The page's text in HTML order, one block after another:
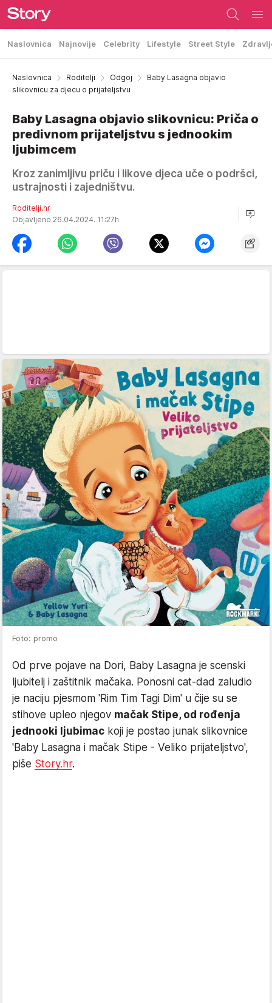
Naslovnica Najnovije Celebrity Lifestyle Street Style
Naslovnica Roditelji Odgoj
Baby Lasagna objavio
slikovnicu za djecu o prijateljstvu
Baby Lasagna objavio slikovnicu: Priča o
predivnom prijateljstvu s jednookim
ljubimcem
Kroz zanimljivu priču i likove djeca uče o podršci,
ustrajnosti i zajedništvu.
Roditelji.hr
Objavljeno 26.04.2024. 11:27h
Foto: promo
Od prve pojave na Dori, Baby Lasagna je scenski
ljubitelj i zaštitnik mačaka. Ponosni cat-dad zaludio
je naciju pjesmom 'Rim Tim Tagi Dim' u čije su se
stihove upleo njegov mačak Stipe, od rođenja
jednooki ljubimac koji je postao junak slikovnice
'Baby Lasagna i mačak Stipe - Veliko prijateljstvo',
piše Story.hr.